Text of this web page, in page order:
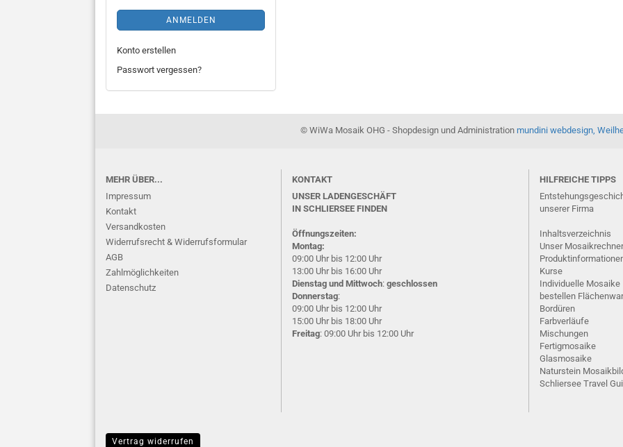
ANMELDEN
Konto erstellen
Passwort vergessen?
© WiWa Mosaik OHG - Shopdesign und Administration mundini webdesign,
MEHR ÜBER...
Impressum
Kontakt
Versandkosten
Widerrufsrecht & Widerrufsformular
AGB
Zahlmöglichkeiten
Datenschutz
KONTAKT
UNSER LADENGESCHÄFT
IN SCHLIERSEEFINDEN
Öffnungszeiten:
Montag:
09:00 Uhr bis 12:00 Uhr
13:00 Uhr bis 16:00 Uhr
Dienstag und Mittwoch: geschlossen
Donnerstag:
09:00 Uhr bis 12:00 Uhr
15:00 Uhr bis 18:00 Uhr
Freitag: 09:00 Uhr bis 12:00 Uhr
HILFREICHE TIPPS
unserer Firma
Inhaltsverzeichnis
Unser
Kurse
Individuelle Mosaike
bestellen
Bordüren
Farbverläufe
Mischungen
Fertigmosaike
G lasmosaike
Naturstein
Schliersee Travel
Vertrag widerrufen